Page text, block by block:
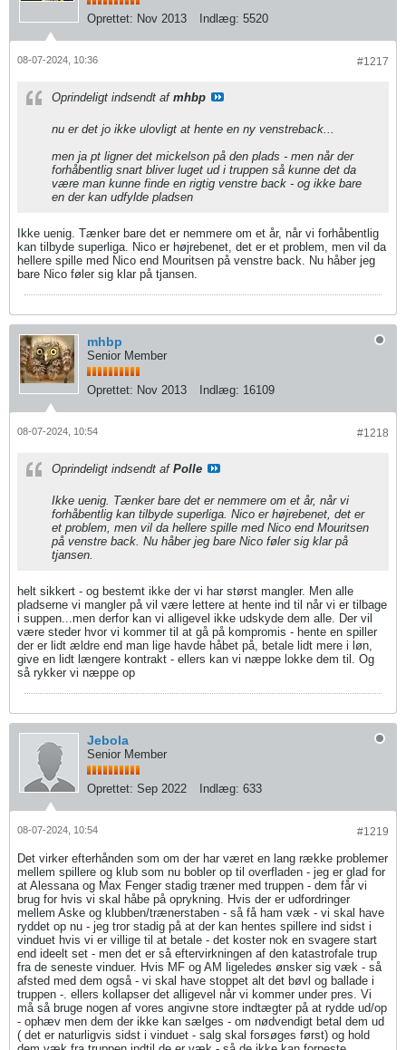
Oprettet: Nov 2013 Indlæg: 5520
#1217
08-07-2024, 10:36
Oprindeligt indsendt af mhbp
nu er det jo ikke ulovligt at hente en ny venstreback...
men ja pt ligner det mickelson på den plads - men når der
forhåbentlig snart bliver luget ud i truppen så kunne det da
være man kunne finde en rigtig venstre back - og ikke bare
en der kan udfylde pladsen
Ikke uenig. Tænker bare det er nemmere om et år, når vi forhåbentlig
kan tilbyde superliga. Nico er højrebenet, det er et problem, men vil da
hellere spille med Nico end Mouritsen på venstre back. Nu håber jeg
bare Nico føler sig klar på tjansen.
mhbp
Senior Member
Oprettet: Nov 2013 Indlæg: 16109
#1218
08-07-2024, 10:54
Oprindeligt indsendt af Polle
Ikke uenig. Tænker bare det er nemmere om et år, når vi
forhåbentlig kan tilbyde superliga. Nico er højrebenet, det er
et problem, men vil da hellere spille med Nico end Mouritsen
på venstre back. Nu håber jeg bare Nico føler sig klar på
tjansen.
helt sikkert - og bestemt ikke der vi har størst mangler. Men alle
pladserne vi mangler på vil være lettere at hente ind til når vi er tilbage
i suppen...men derfor kan vi alligevel ikke udskyde dem alle. Der vil
være steder hvor vi kommer til at gå på kompromis - hente en spiller
der er lidt ældre end man lige havde håbet på, betale lidt mere i løn,
give en lidt længere kontrakt - ellers kan vi næppe lokke dem til. Og
så rykker vi næppe op
Jebola
Senior Member
Oprettet: Sep 2022 Indlæg: 633
#1219
08-07-2024, 10:54
Det virker efterhånden som om der har været en lang række problemer
mellem spillere og klub som nu bobler op til overfladen - jeg er glad for
at Alessana og Max Fenger stadig træner med truppen - dem får vi
brug for hvis vi skal håbe på oprykning. Hvis der er udfordringer
mellem Aske og klubben/trænerstaben - så få ham væk - vi skal have
ryddet op nu - jeg tror stadig på at der kan hentes spillere ind sidst i
vinduet hvis vi er villige til at betale - det koster nok en svagere start
end ideelt set - men det er så eftervirkningen af den katastrofale trup
fra de seneste vinduer. Hvis MF og AM ligeledes ønsker sig væk - så
afsted med dem også - vi skal have stoppet alt det bøvl og ballade i
truppen -. ellers kollapser det alligevel når vi kommer under pres. Vi
må så bruge nogen af vores angivne store indtægter på at rydde ud/op
- ophæv men dem der ikke kan sælges - om nødvendigt betal dem ud
( det er naturligvis sidst i vinduet - salg skal forsøges først) og hold